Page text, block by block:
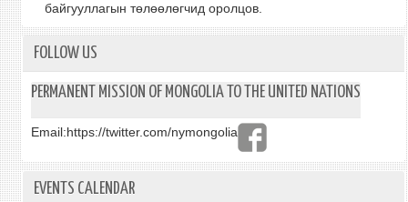
байгууллагын төлөөлөгчид оролцов.
FOLLOW US
PERMANENT MISSION OF MONGOLIA TO THE UNITED NATIONS
Email:https://twitter.com/nymongolia
EVENTS CALENDAR